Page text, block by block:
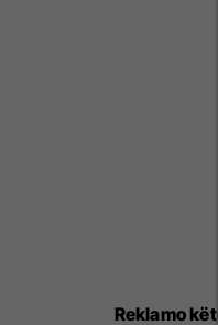
Reklamo